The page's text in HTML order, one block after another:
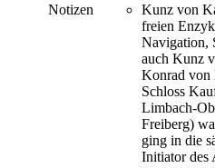
Notizen
Kunz von
freien
Navigation,
auch Kunz
Konrad von
Schloss
Limbach-
Freiberg)
ging in die
Initiator des